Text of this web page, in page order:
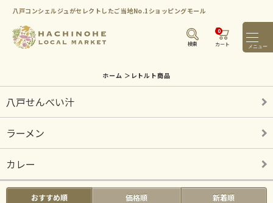
八戸コンシェルジュがセレクトしたご当地No.1ショッピングモール
検索 カート
0
メ
ホーム ＞ レトルト商品
八戸せんべい汁
ラーメン
カレー
おすすめ順 価格順 新着順